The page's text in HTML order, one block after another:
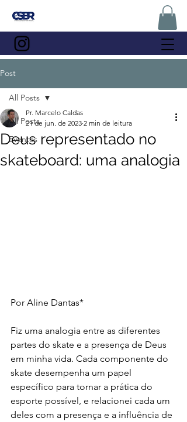
Post
All Posts
Eventos
All Posts
Deus representado no
skateboard: uma analogia
Pr. Marcelo Caldas
21 de jun. de 2023 2 min de leitura
Por Aline Dantas*
Fiz uma analogia entre as diferentes
partes do skate e a presença de Deus
em minha vida. Cada componente do
skate desempenha um papel
específico para tornar a prática do
esporte possível, e relacionei cada um
deles com a presença e a influência de